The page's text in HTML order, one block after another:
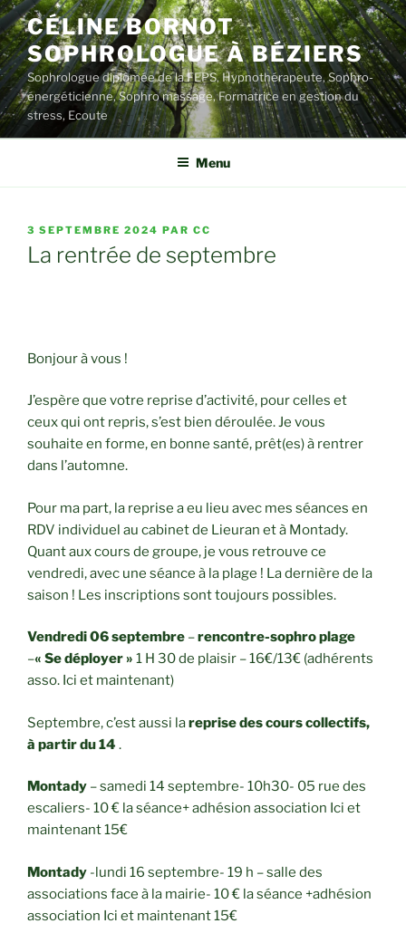
Aller
au
contenu
principal
CÉLINE BORNOT
SOPHROLOGUE À BÉZIERS
Sophrologue diplômée de la FEPS, Hypnothérapeute, Sophro-
énergéticienne, Sophro massage, Formatrice en gestion du
stress, Ecoute
Menu
PUBLIÉ
LE
3 SEPTEMBRE 2024 PAR CC
La rentrée de septembre
Bonjour à vous !
J’espère que votre reprise d’activité, pour celles et
ceux qui ont repris, s’est bien déroulée. Je vous
souhaite en forme, en bonne santé, prêt(es) à rentrer
dans l’automne.
Pour ma part, la reprise a eu lieu avec mes séances en
RDV individuel au cabinet de Lieuran et à Montady.
Quant aux cours de groupe, je vous retrouve ce
vendredi, avec une séance à la plage ! La dernière de la
saison ! Les inscriptions sont toujours possibles.
Vendredi 06 septembre –rencontre-sophro plage
–« Se déployer » 1 H 30 de plaisir – 16€/13€ (adhérents
asso. Ici et maintenant)
Septembre, c’est aussi lareprise des cours collectifs,
à partir du 14 .
Montady – samedi 14 septembre- 10h30- 05 rue des
escaliers- 10 € la séance+ adhésion association Ici et
maintenant 15€
Montady -lundi 16 septembre- 19 h – salle des
associations face à la mairie- 10 € la séance +adhésion
association Ici et maintenant 15€